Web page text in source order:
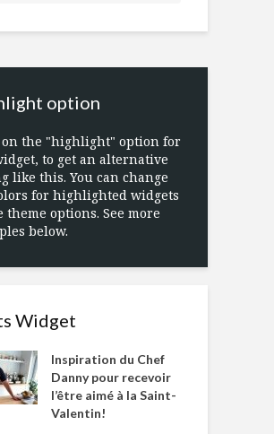
option
the "highlight" option for
to get an alternative
like this. You can change
for highlighted widgets
theme options. See more
below.
Widget
Inspiration du Chef
Danny pour recevoir
l’être aimé à la Saint-
Valentin!